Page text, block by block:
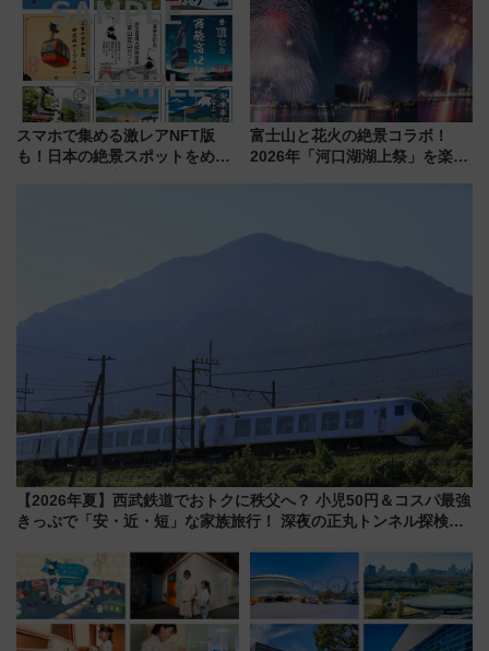
め
ツ路線まとめ（8/10まで）
スマホで集める激レアNFT版
も！日本の絶景スポットをめぐ
富士山と花火の絶景コラボ！
2026年「河口湖湖上祭」を楽し
【2026年夏】西武鉄道でおトクに秩父へ？ 小児50円＆コスパ最強
きっぷで「安・近・短」な家族旅行！ 深夜の正丸トンネル探検や